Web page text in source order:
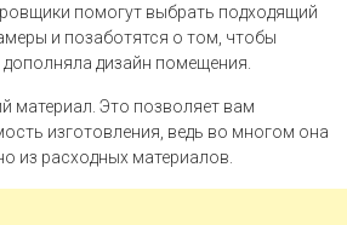
помогут выбрать подходящий
и позаботятся о том, чтобы
дизайн помещения.
материал. Это позволяет вам
изготовления, ведь во многом она
из расходных материалов.